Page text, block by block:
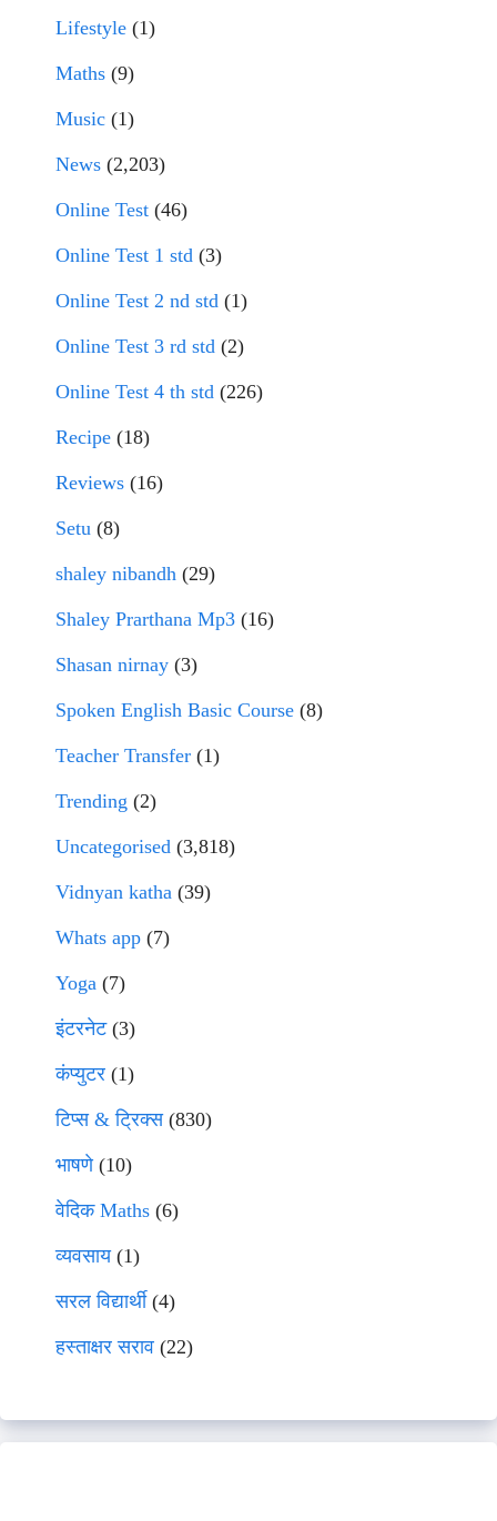
Lifestyle (1)
Maths (9)
Music (1)
News (2,203)
Online Test (46)
Online Test 1 std (3)
Online Test 2 nd std (1)
Online Test 3 rd std (2)
Online Test 4 th std (226)
Recipe (18)
Reviews (16)
Setu (8)
shaley nibandh (29)
Shaley Prarthana Mp3 (16)
Shasan nirnay (3)
Spoken English Basic Course (8)
Teacher Transfer (1)
Trending (2)
Uncategorised (3,818)
Vidnyan katha (39)
Whats app (7)
Yoga (7)
इंटरनेट(3)
कंप्युटर (1)
टिप्स & ट्रिक्स(830)
भाषणे(10)
वेदिक Maths (6)
व्यवसाय(1)
सरल विद्यार्थी(4)
हस्ताक्षर सराव (22)